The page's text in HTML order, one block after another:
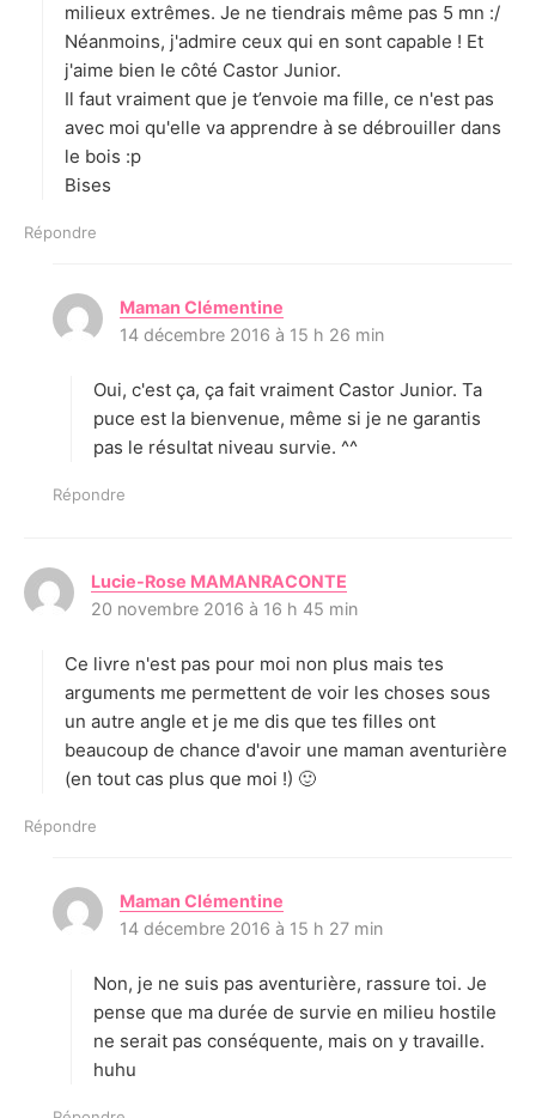
milieux extrêmes. Je ne tiendrais même pas 5 mn :/
Néanmoins, j'admire ceux qui en sont capable ! Et
j'aime bien le côté Castor Junior.
Il faut vraiment que je t’envoie ma fille, ce n'est pas
avec moi qu'elle va apprendre à se débrouiller dans
le bois :p
Bises
Répondre
Maman Clémentine
:
14 décembre 2016 à 15 h 26 min
Oui, c'est ça, ça fait vraiment Castor Junior. Ta
puce est la bienvenue, même si je ne garantis
pas le résultat niveau survie. ^^
Répondre
Lucie-Rose MAMANRACONTE
i
:
20 novembre 2016 à 16 h 45 min
Ce livre n'est pas pour moi non plus mais tes
arguments me permettent de voir les choses sous
un autre angle et je me dis que tes filles ont
beaucoup de chance d'avoir une maman aventurière
(en tout cas plus que moi !) 🙂
Répondre
Maman Clémentine
:
14 décembre 2016 à 15 h 27 min
Non, je ne suis pas aventurière, rassure toi. Je
pense que ma durée de survie en milieu hostile
ne serait pas conséquente, mais on y travaille.
huhu